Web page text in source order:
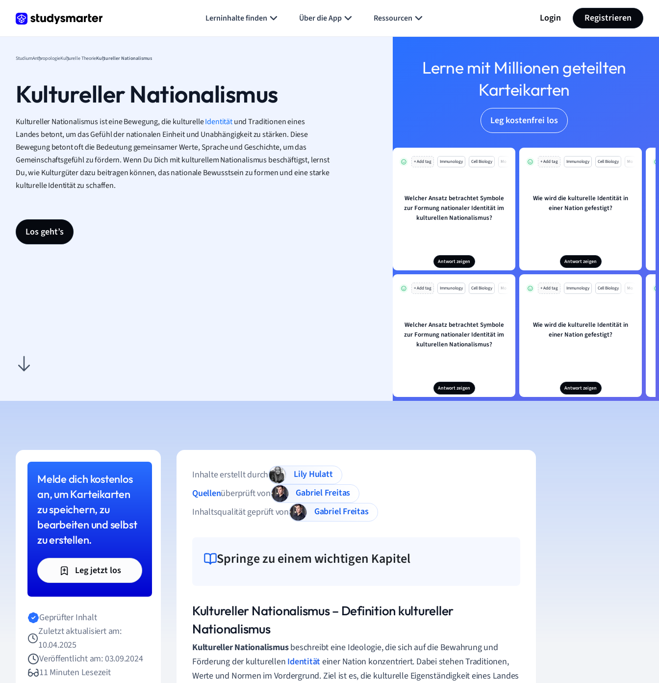
Lerninhalte finden Über die App Ressourcen Login Registrieren
StudiumAnthropologieKulturelle TheorieKultureller Nationalismus
Kultureller Nationalismus
Kultureller Nationalismus ist eine Bewegung, die kulturelleIdentitätund Traditionen eines
Landes betont, um das Gefühl der nationalen Einheit und Unabhängigkeit zu stärken. Diese
Bewegung betont oft die Bedeutung gemeinsamer Werte, Sprache und Geschichte, um das
Gemeinschaftsgefühl zu fördern. Wenn Du Dich mit kulturellem Nationalismus beschäftigst, lernst
Du, wie Kulturgüter dazu beitragen können, das nationale Bewusstsein zu formen und eine starke
kulturelle Identität zu schaffen.
Los geht’s
Lerne mit Millionen geteilten
Karteikarten
Leg kostenfrei los
+ Add tag Immunology Cell Biology Mo
Welcher Ansatz betrachtet Symbole
zur Formung nationaler Identität im
kulturellen Nationalismus?
Antwort zeigen
+ Add tag Immunology Cell Biology Mo
Wie wird die kulturelle Identität in
einer Nation gefestigt?
Antwort zeigen
+ Add tag Immunology Cell Biology Mo
Welcher Ansatz betrachtet Symbole
zur Formung nationaler Identität im
kulturellen Nationalismus?
Antwort zeigen
+ Add tag Immunology Cell Biology Mo
Wie wird die kulturelle Identität in
einer Nation gefestigt?
Antwort zeigen
Melde dich kostenlos
an, um Karteikarten
zu speichern, zu
bearbeiten und selbst
zu erstellen.
Leg jetzt los
Geprüfter Inhalt
Zuletzt aktualisiert am:
10.04.2025
Veröffentlicht am: 03.09.2024
11 Minuten Lesezeit
Inhalte erstellt durch
Lily Hulatt
Quellenüberprüft von
Gabriel Freitas
Inhaltsqualität geprüft von
Gabriel Freitas
Springe zu einem wichtigen Kapitel
Kultureller Nationalismus – Definition kultureller
Nationalismus
Kultureller Nationalismusbeschreibt eine Ideologie, die sich auf die Bewahrung und
Förderung der kulturellen Identitäteiner Nation konzentriert. Dabei stehen Traditionen,
Werte und Normen im Vordergrund. Ziel ist es, die kulturelle Eigenständigkeit eines Landes